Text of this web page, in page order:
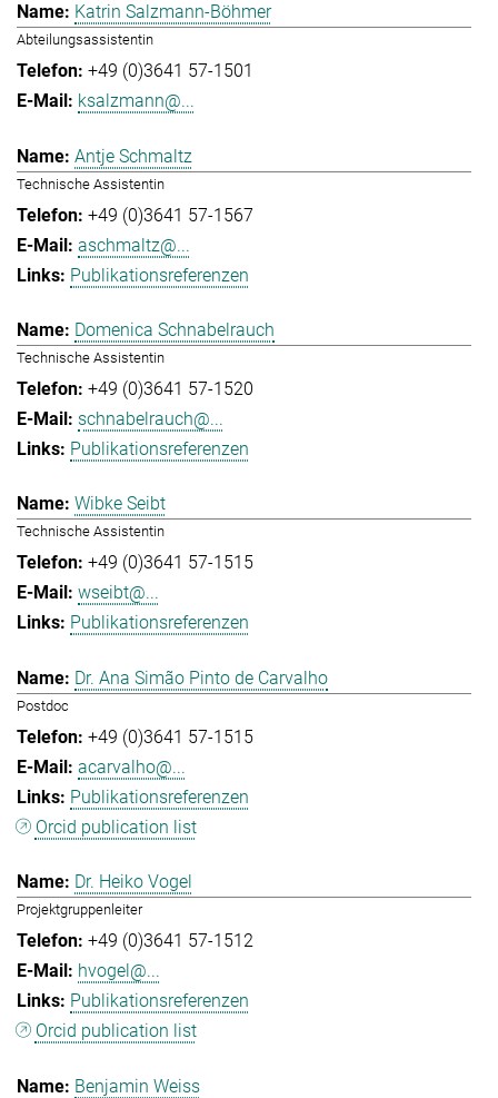
Katrin Salzmann-Böhmer
Abteilungsassistentin
+49 (0)3641 57-1501
ksalzmann@...
Antje Schmaltz
Technische Assistentin
+49 (0)3641 57-1567
aschmaltz@...
Publikationsreferenzen
Domenica Schnabelrauch
Technische Assistentin
+49 (0)3641 57-1520
schnabelrauch@...
Publikationsreferenzen
Wibke Seibt
Technische Assistentin
+49 (0)3641 57-1515
wseibt@...
Publikationsreferenzen
Dr. Ana Simão Pinto de Carvalho
Postdoc
+49 (0)3641 57-1515
acarvalho@...
Publikationsreferenzen
Orcid publication list
Dr. Heiko Vogel
Projektgruppenleiter
+49 (0)3641 57-1512
hvogel@...
Publikationsreferenzen
Orcid publication list
Benjamin Weiss